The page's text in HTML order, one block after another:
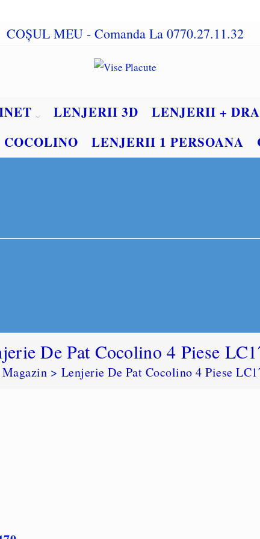
COȘUL MEU - Comanda La 0770.27.11.32
LENJERII 3D LENJERII +
COCOLINO LENJERII 1 PERSOANA
De Pat Cocolino 4 Piese
Magazin > Lenjerie De Pat Cocolino 4 Piese